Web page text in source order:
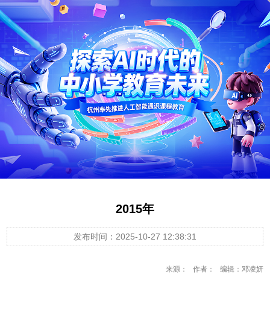
2015年
发布时间：2025-10-27 12:38:31
来源： 作者： 编辑：邓凌妍